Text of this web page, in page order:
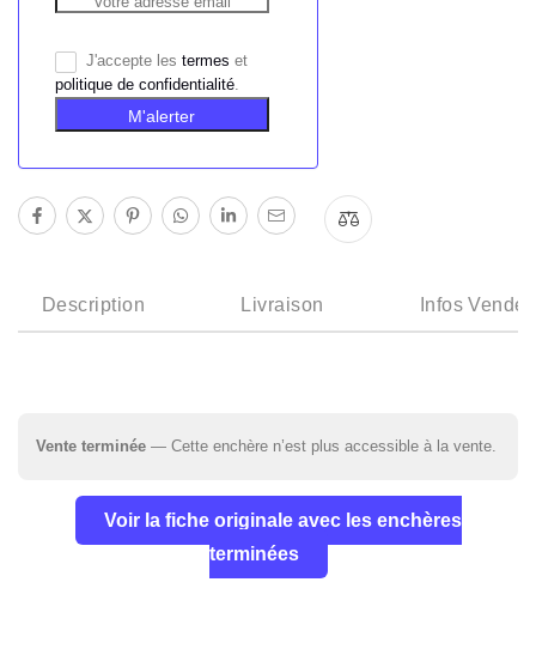
J'accepte les termes et
politique de confidentialité.
M'alerter
Description Livraison Infos
Vente terminée — Cette enchère n’est plus accessible à la vente.
Voir la fiche originale avec les enchères
terminées